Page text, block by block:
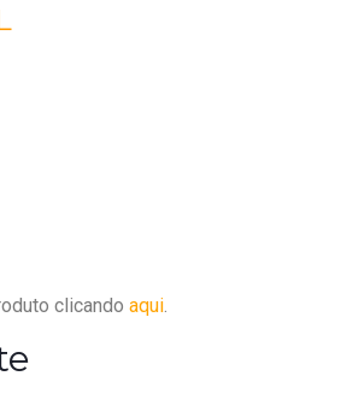
clicando aqui.